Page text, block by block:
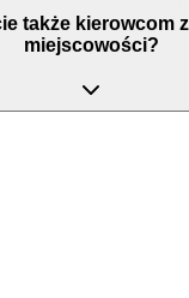
także kierowcom
miejscowości?